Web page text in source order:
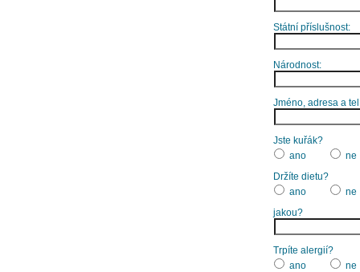
Státní příslušnost:
Národnost:
Jméno, adresa a
Jste kuřák?
ano
ne
Držíte dietu?
ano
ne
jakou?
Trpíte alergií?
ano
ne